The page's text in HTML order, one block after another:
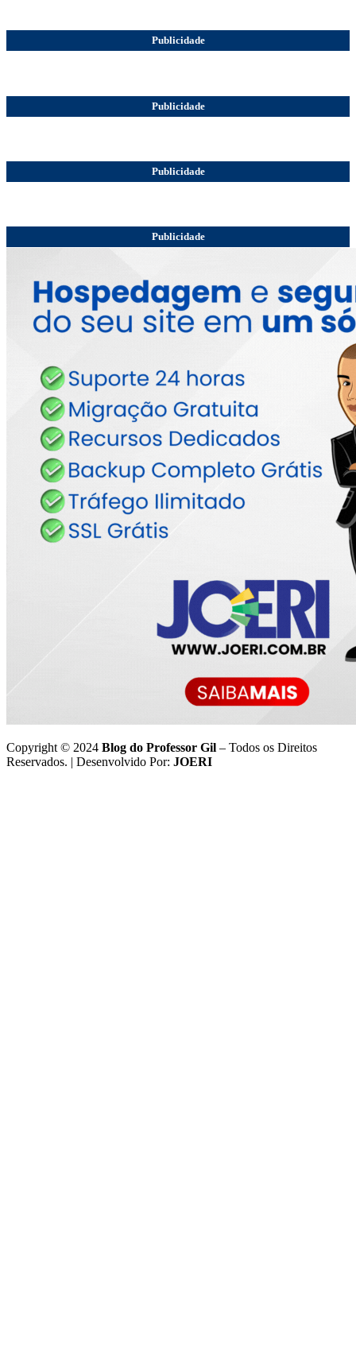
Publicidade
Publicidade
Publicidade
Publicidade
Copyright © 2024 Blog do Professor Gil – Todos os Direitos
Reservados. | Desenvolvido Por: JOERI